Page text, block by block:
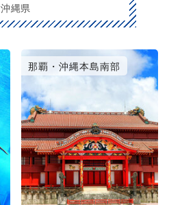
沖縄県
那覇・沖縄本島南部